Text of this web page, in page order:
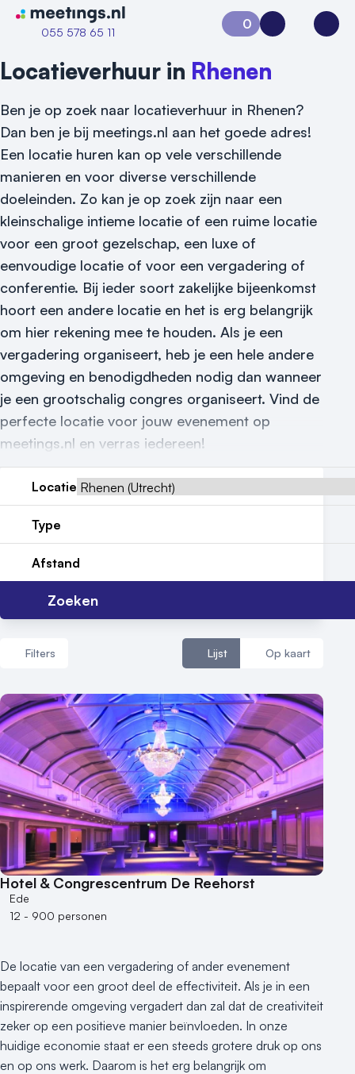
Naar home van Meetings
055 578 65 11
Vraag locatie aan
Locatiegids
Meld locatie aan
Nieuws
Reviews (5⭐️)
Contact
0
Aanvraag 0Inloggen
Locatieverhuur in Rhenen
Ben je op zoek naar locatieverhuur in Rhenen?
Dan ben je bij meetings.nl aan het goede adres!
Een locatie huren kan op vele verschillende
manieren en voor diverse verschillende
doeleinden. Zo kan je op zoek zijn naar een
kleinschalige intieme locatie of een ruime locatie
voor een groot gezelschap, een luxe of
eenvoudige locatie of voor een vergadering of
conferentie. Bij ieder soort zakelijke bijeenkomst
hoort een andere locatie en het is erg belangrijk
om hier rekening mee te houden. Als je een
vergadering organiseert, heb je een hele andere
omgeving en benodigdheden nodig dan wanneer
je een grootschalig congres organiseert. Vind de
perfecte locatie voor jouw evenement op
meetings.nl en verras iedereen!
Locatie
Type
Afstand
Zoeken
Filters Lijst Op kaart
Aantal zalen
1 - 5 zalen
6 - 10 zalen
10 of meer zalen
Aantal personen
1 - 50 personen
50 - 100 personen
100 - 250 personen
250 - 500 personen
Buitenlocatie
Duurzame locatie
Groene locatie
Heisessie
Hotel
Hotel & Congrescentrum De Reehorst
Ede
12 - 900 personen
De locatie van een vergadering of ander evenement
bepaalt voor een groot deel de effectiviteit. Als je in een
inspirerende omgeving vergadert dan zal dat de creativiteit
zeker op een positieve manier beïnvloeden. In onze
huidige economie staat er een steeds grotere druk op ons
en op ons werk. Daarom is het erg belangrijk om